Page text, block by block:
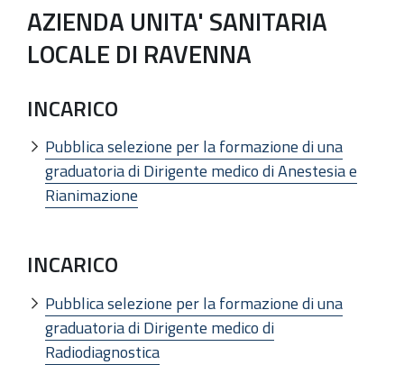
AZIENDA UNITA' SANITARIA
LOCALE DI RAVENNA
INCARICO
Pubblica selezione per la formazione di una
graduatoria di Dirigente medico di Anestesia e
Rianimazione
INCARICO
Pubblica selezione per la formazione di una
graduatoria di Dirigente medico di
Radiodiagnostica